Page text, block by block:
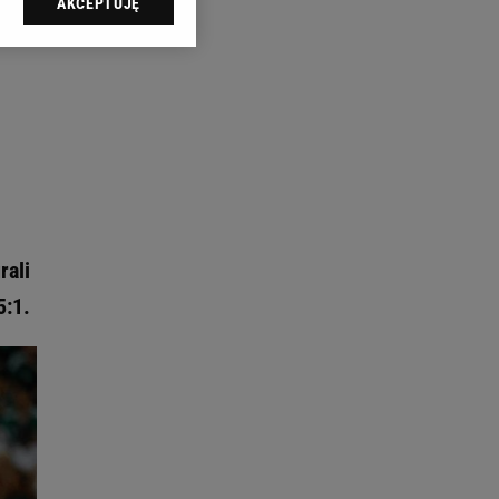
sp. z o.o., jej
swoje preferencje
celów identyfikacji.